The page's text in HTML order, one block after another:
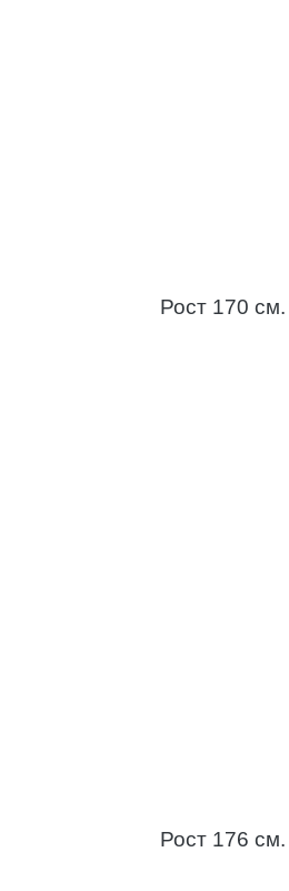
Рост 170 см.
Рост 176 см.